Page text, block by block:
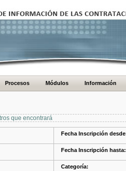
Procesos Módulos Información
que encontrará
Fecha Inscripción
Fecha Inscripción hasta:
Categoría: